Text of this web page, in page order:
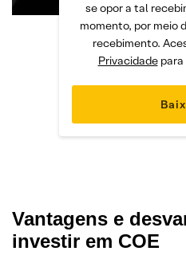
se opor a tal
momento, por meio
recebimento.
Privacidadepara
Vantagens e
investir em COE